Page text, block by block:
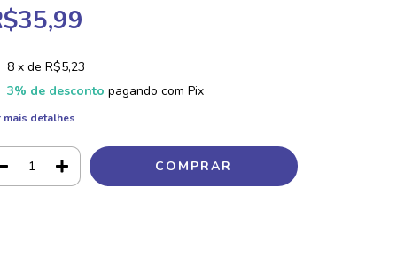
8 x de R$5,23
3% de desconto pagando com Pix
mais detalhes